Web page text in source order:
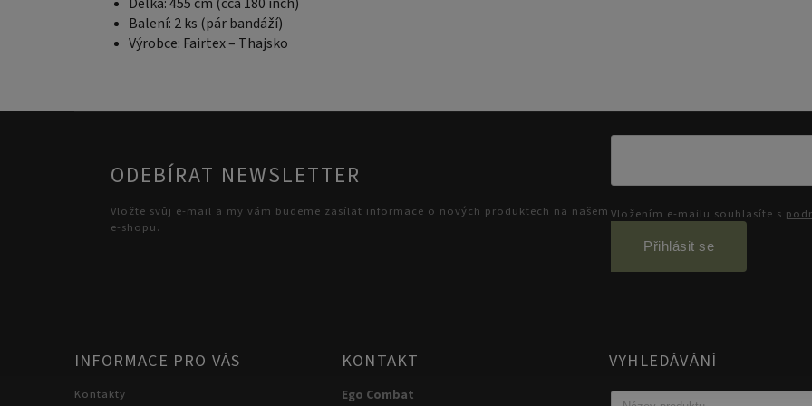
Balení: 2 ks (pár bandáží)
Výrobce: Fairtex – Thajsko
ODEBÍRAT NEWSLETTER
Vložte svůj e-mail a my vám budeme zasílat informace o nových produktech na našem
e-shopu.
Vložením e-mailu souhlasíte s
Přihlásit se
INFORMACE PRO VÁS
Kontakty
KONTAKT
Ego Combat
VYHLEDÁVÁNÍ